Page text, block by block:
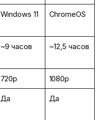
Windows 11 ChromeOS
~9 часов ~12,5 часов
720p 1080p
Да Да